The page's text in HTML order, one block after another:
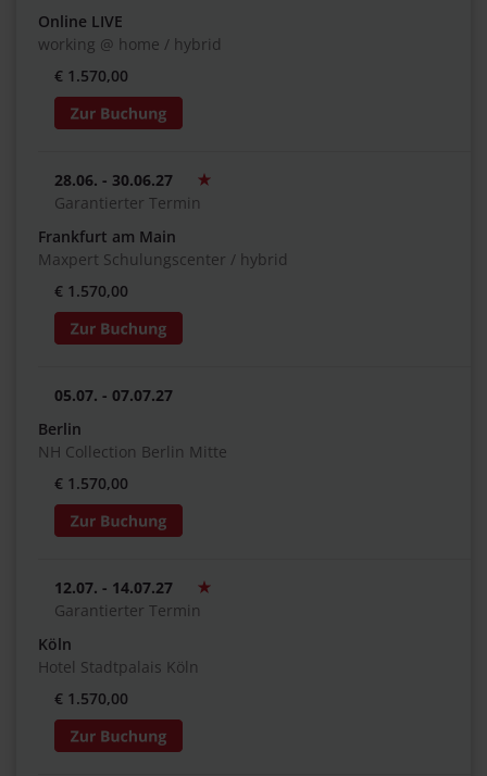
Online LIVE
working @ home / hybrid
€ 1.570,00
28.06. - 30.06.27
Garantierter Termin
Frankfurt am Main
Maxpert Schulungscenter / hybrid
€ 1.570,00
05.07. - 07.07.27
Berlin
NH Collection Berlin Mitte
€ 1.570,00
12.07. - 14.07.27
Garantierter Termin
Köln
Hotel Stadtpalais Köln
€ 1.570,00